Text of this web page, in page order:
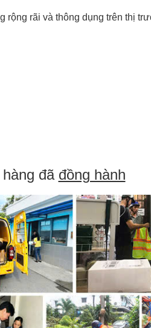
rộng rãi và thông dụng trên thị
đã đồng hành